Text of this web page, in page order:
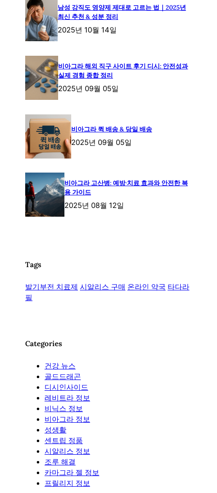
남성 강직도 영양제 제대로 고르는 법｜2025년
최신 추천 & 성분 정리
2025년 10월 14일
비아그라 해외 직구 사이트 후기 디시: 안전성과
실제 경험 종합 정리
2025년 09월 05일
비아그라 퀵 배송 & 당일 배송
2025년 09월 05일
비아그라 고산병: 예방·치료 효과와 안전한 복
용 가이드
2025년 08월 12일
Tags
발기부전 치료제 시알리스 구매 온라인 약국 타다라
필
Categories
건강 뉴스
골드드래곤
디시인사이드
레비트라 정보
비닉스 정보
비아그라 정보
성생활
센트립 정품
시알리스 정보
조루 해결
카마그라 젤 정보
프릴리지 정보